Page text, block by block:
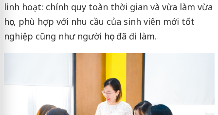
linh hoạt: chính quy toàn thời gian và vừa làm vừa
học, phù hợp với nhu cầu của sinh viên mới tốt
nghiệp cũng như người học đã đi làm.